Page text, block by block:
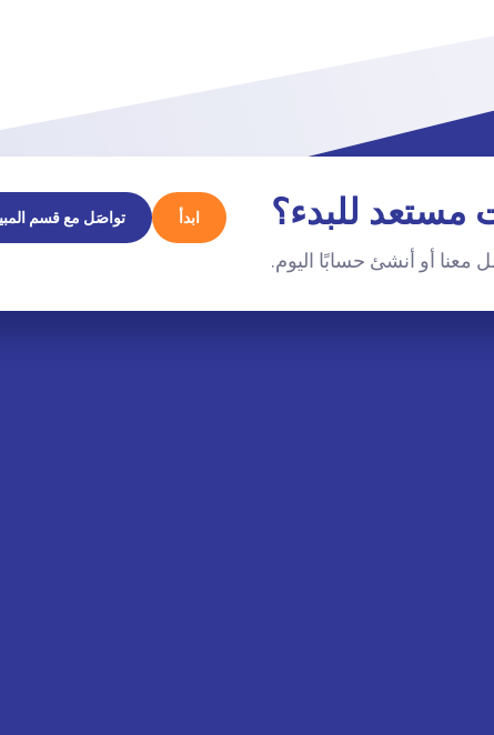
مستعد للبدء؟
معنا أو أنشئ حسابًا اليوم.
ابدأ تواصَل مع قسم